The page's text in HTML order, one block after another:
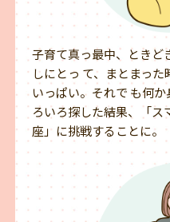
子育て真っ最中、ときど
しにとっ て、まとまっ
いっぱい。それで も何
ろいろ探した結果、「ス
座」に挑戦することに。